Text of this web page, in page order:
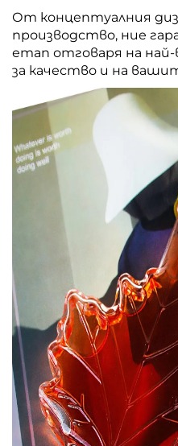
От концептуалния
производство, ние
етап отговаря на
за качество и на